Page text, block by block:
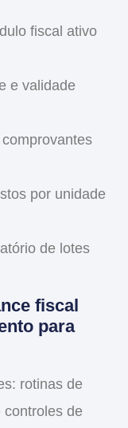
fiscal ativo
e validade
por unidade
de lotes
fiscal
para
rotinas de
controles de